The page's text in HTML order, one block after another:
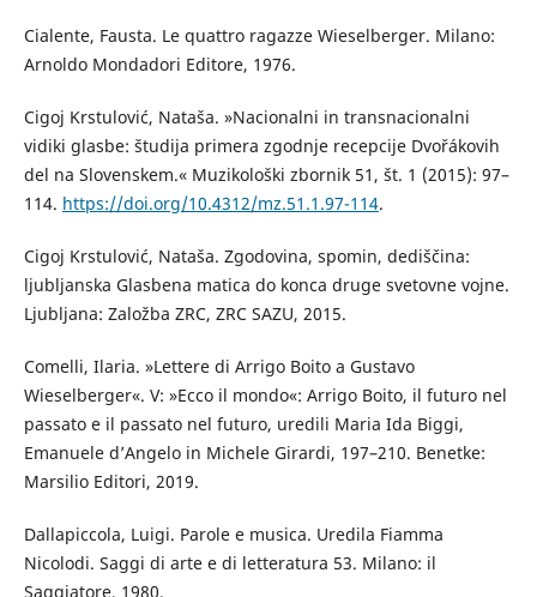
Cialente, Fausta. Le quattro ragazze Wieselberger. Milano:
Arnoldo Mondadori Editore, 1976.
Cigoj Krstulović, Nataša. »Nacionalni in transnacionalni
vidiki glasbe: študija primera zgodnje recepcije Dvořákovih
del na Slovenskem.« Muzikološki zbornik 51, št. 1 (2015): 97–
114. https://doi.org/10.4312/mz.51.1.97-114.
Cigoj Krstulović, Nataša. Zgodovina, spomin, dediščina:
ljubljanska Glasbena matica do konca druge svetovne vojne.
Ljubljana: Založba ZRC, ZRC SAZU, 2015.
Comelli, Ilaria. »Lettere di Arrigo Boito a Gustavo
Wieselberger«. V: »Ecco il mondo«: Arrigo Boito, il futuro nel
passato e il passato nel futuro, uredili Maria Ida Biggi,
Emanuele d’Angelo in Michele Girardi, 197–210. Benetke:
Marsilio Editori, 2019.
Dallapiccola, Luigi. Parole e musica. Uredila Fiamma
Nicolodi. Saggi di arte e di letteratura 53. Milano: il
Saggiatore, 1980.